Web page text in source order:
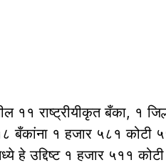
११ राष्ट्रीयीकृत बँका, १
१ हजार ५८१ कोटी
हे उद्दिष्ट १ हजार ५११